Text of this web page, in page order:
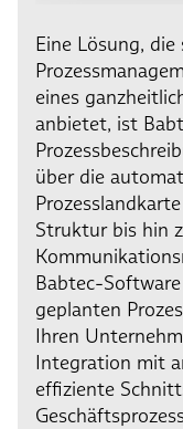
Eine Lösung,
eines
anbietet, ist
über die
Struktur bis hin
Babtec-
geplanten
Ihren
Integration mit
effiziente